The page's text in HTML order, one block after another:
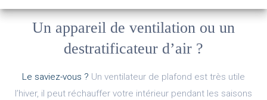
Un appareil de ventilation ou un
destratificateur d’air ?
Le saviez-vous ? Un ventilateur de plafond est très utile
l’hiver, il peut réchauffer votre intérieur pendant les saisons